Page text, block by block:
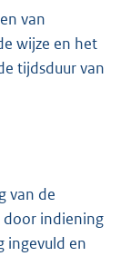
van
wijze en het
tijdsduur van
van de
door indiening
ingevuld en